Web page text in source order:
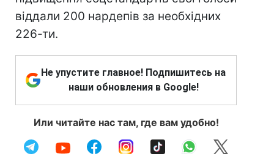
віддали 200 нардепів за необхідних
226-ти.
Не упустите главное! Подпишитесь на
наши обновления в Google!
Или читайте нас там, где вам удобно!